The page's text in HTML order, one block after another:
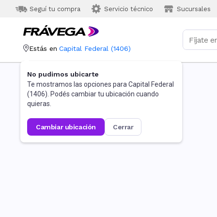
Seguí tu compra Servicio técnico Sucursales
Estás en Capital Federal (1406)
No pudimos ubicarte
Te mostramos las opciones para Capital Federal
(1406). Podés cambiar tu ubicación cuando
quieras.
cambiar ubicación cerrar